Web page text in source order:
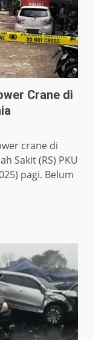
Crane di
crane di
Sakit (RS) PKU
pagi. Belum